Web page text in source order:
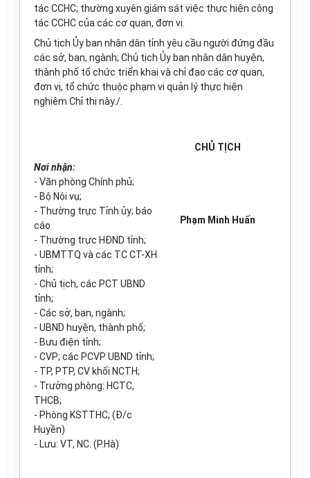
tác CCHC; thường xuyên giám sát việc thực hiện công
tác CCHC của các cơ quan, đơn vị.
Chủ tịch Ủy ban nhân dân tỉnh yêu cầu người đứng đầu
các sở, ban, ngành; Chủ tịch Ủy ban nhân dân huyện,
thành phố tổ chức triển khai và chỉ đạo các cơ quan,
đơn vị, tổ chức thuộc phạm vi quản lý thực hiện
nghiêm Chỉ thị này./.
Nơi nhận:
- Văn phòng Chính phủ;
- Bộ Nội vụ;
- Thường trực Tỉnh ủy; báo
cáo
- Thường trực HĐND tỉnh;
- UBMTTQ và các TC CT-XH
tỉnh;
- Chủ tịch, các PCT UBND
tỉnh;
- Các sở, ban, ngành;
- UBND huyện, thành phố;
- Bưu điện tỉnh;
- CVP; các PCVP UBND tỉnh;
- TP, PTP, CV khối NCTH;
- Trưởng phòng: HCTC,
THCB;
- Phòng KSTTHC; (Đ/c
Huyền)
- Lưu: VT, NC . (P.Hà)
CHỦ TỊCH
Phạm Minh Huấn